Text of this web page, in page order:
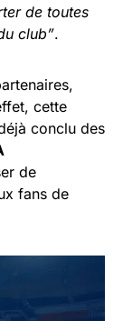
de toutes
club”.
cette
conclu des
de
fans de